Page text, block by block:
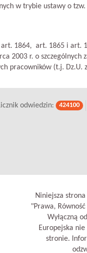
w trybie ustawy o
1864, art. 1865 i art.
2003 r. o szczególnych
pracowników (t.j. Dz.U.
odwiedzin: 424100
Niniejsza
"Prawa,
Wyłączną
Europejska
stronie.